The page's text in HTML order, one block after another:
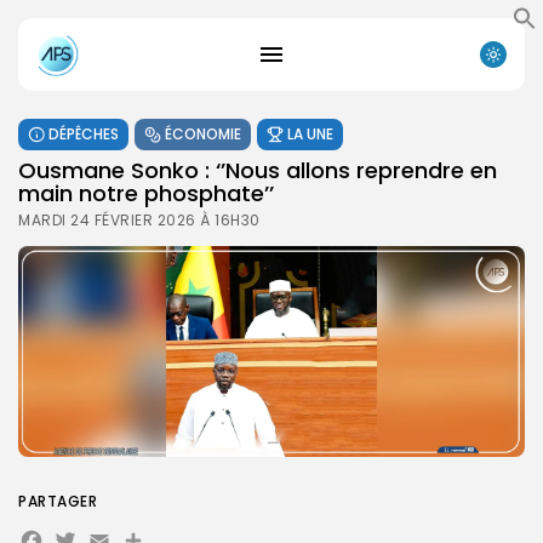
DÉPÊCHES ÉCONOMIE LA UNE
Ousmane Sonko : ‘’Nous allons reprendre en
main notre phosphate’’
MARDI 24 FÉVRIER 2026 À 16H30
PARTAGER